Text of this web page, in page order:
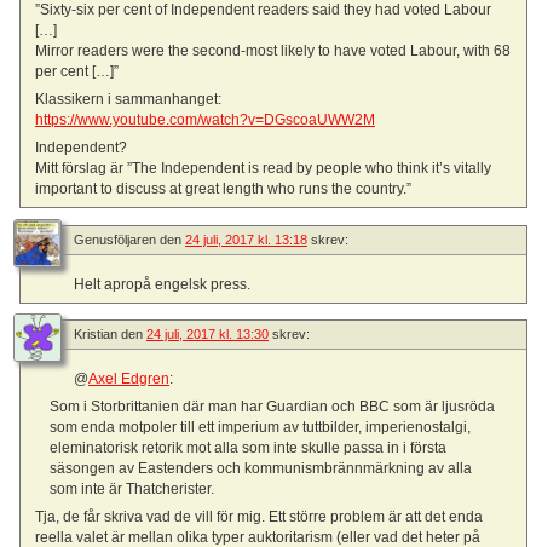
”Sixty-six per cent of Independent readers said they had voted Labour
[…]
Mirror readers were the second-most likely to have voted Labour, with 68
per cent […]”
Klassikern i sammanhanget:
https://www.youtube.com/watch?v=DGscoaUWW2M
Independent?
Mitt förslag är ”The Independent is read by people who think it’s vitally
important to discuss at great length who runs the country.”
Genusföljaren den 24 juli, 2017 kl. 13:18 skrev:
Helt apropå engelsk press.
Kristian den 24 juli, 2017 kl. 13:30 skrev:
@Axel Edgren:
Som i Storbrittanien där man har Guardian och BBC som är ljusröda
som enda motpoler till ett imperium av tuttbilder, imperienostalgi,
eleminatorisk retorik mot alla som inte skulle passa in i första
säsongen av Eastenders och kommunismbrännmärkning av alla
som inte är Thatcherister.
Tja, de får skriva vad de vill för mig. Ett större problem är att det enda
reella valet är mellan olika typer auktoritarism (eller vad det heter på